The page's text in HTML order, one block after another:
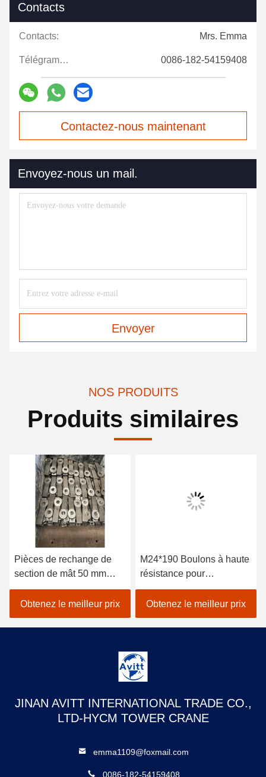
Contacts
Contacts: Mrs. Emma
Télégramme: 0086-182-54159408
Contactez-nous maintenant
Envoyez-nous un mail.
Envoyer
NOS PRODUITS
Produits similaires
Pièces de rechange de
section de mât 50 mm
Plaque de poisson pour
L46 Potain Tour Crane
Obtenez le meilleur prix
M24*190 Boulons à haute
résistance pour
raccordement de
roulement à tour
Obtenez le meilleur prix
JINAN AVITT INTERNATIONAL TRADE CO.,
LTD-HYCM TOWER CRANE
emma1109@foxmail.com
0086-182-54159408